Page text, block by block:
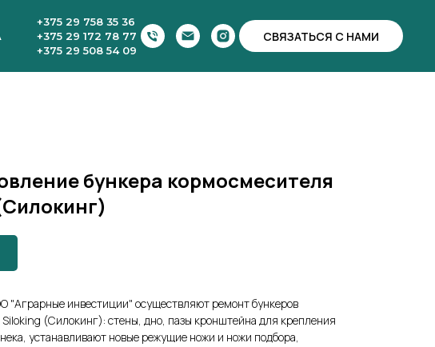
+375 29 758 35 36
+375 29 172 78 77
+375 29 508 54 09
СВЯЗАТЬСЯ С НАМИ
бункера кормосмесителя
"Аграрные инвестиции" осуществляют ремонт бункеров
(Силокинг): стены, дно, пазы кронштейна для крепления
устанавливают новые режущие ножи и ножи подбора,